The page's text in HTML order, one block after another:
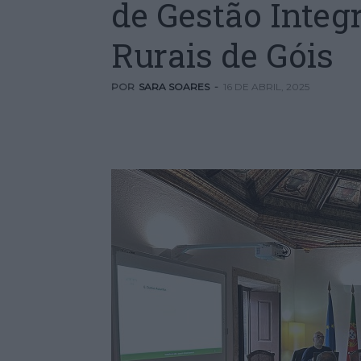
de Gestão
Rurais de Góis
POR SARA SOARES - 16 DE ABRIL, 2025